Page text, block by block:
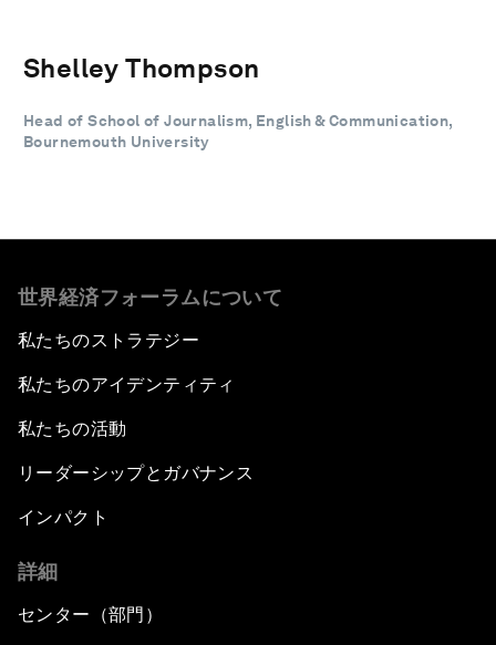
Shelley Thompson
Head of School of Journalism, English & Communication,
Bournemouth University
世界経済フォーラムについて
私たちのストラテジー
私たちのアイデンティティ
私たちの活動
リーダーシップとガバナンス
インパクト
詳細
センター（部門）